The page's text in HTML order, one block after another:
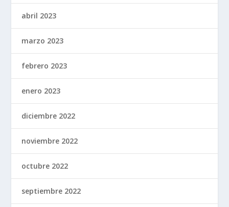
abril 2023
marzo 2023
febrero 2023
enero 2023
diciembre 2022
noviembre 2022
octubre 2022
septiembre 2022